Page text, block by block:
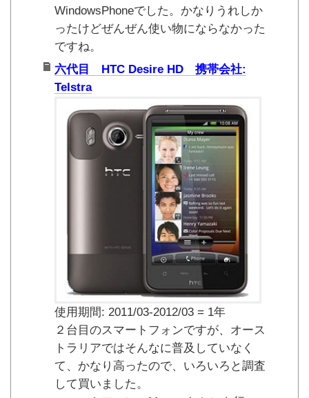
WindowsPhoneでした。かなりうれしか
ったけどぜんぜん使い物にならなかった
ですね。
六代目 HTC Desire HD 携帯会社:
Telstra
使用期間: 2011/03-2012/03 = 1年
２台目のスマートフォンですが、オース
トラリアではそんなに普及していなく
て、かなり高ったので、いろいろと調査
して買いました。